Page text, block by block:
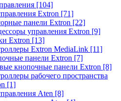
[104]
Extron [71]
панели Extron [22]
управления Extron [9]
Extron [13]
Extron MediaLink [11]
панели Extron [7]
кнопочные панели Extron [8]
рабочего пространства
[1]
Aten [8]